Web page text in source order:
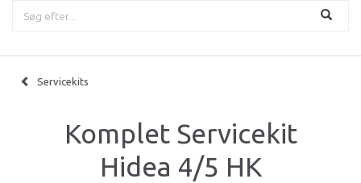
Servicekits
Komplet Servicekit
Hidea 4/5 HK